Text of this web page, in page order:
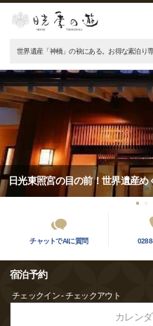
世界遺産「神橋」の袂にある。お得な素泊り専
日光東照宮の目の前！世界遺産め
チャットでAIに質問
宿泊予約
チェックイン - チェックアウト
カレン